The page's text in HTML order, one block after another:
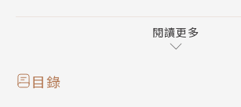
籤詩代表神明的旨意，是許多人在面
求的參考指引，然而許多人在面對籤
義，一知半解，不僅疑問沒有得到解
閱讀更多
目錄